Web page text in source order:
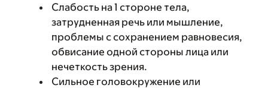
Слабость на 1 стороне тела,
затрудненная речь или мышление,
проблемы с сохранением равновесия,
обвисание одной стороны лица или
нечеткость зрения.
Сильное головокружение или